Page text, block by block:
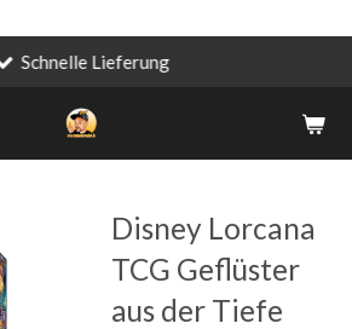
Schnelle Lieferung
Disney Lorcana
TCG Geflüster
aus der Tiefe